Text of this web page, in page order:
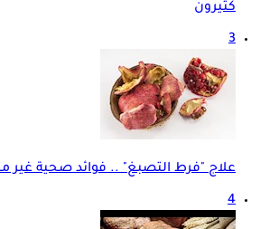
كثيرون
3
علاج "فرط التصبغ" .. فوائد صحية غير
4